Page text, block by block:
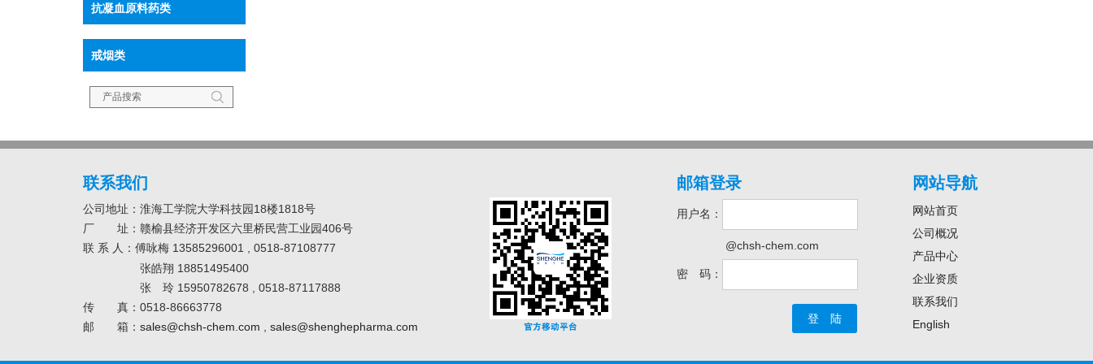
抗凝血原料药类
戒烟类
联系我们
公司地址：淮海工学院大学科技园18楼1818号
厂 址：赣榆县经济开发区六里桥民营工业园406号
联 系 人：傅咏梅 13585296001 , 0518-87108777
张皓翔 18851495400
张 玲 15950782678 , 0518-87117888
传 真：0518-86663778
邮 箱： sales@chsh-chem.com sales@shenghepharma.com
网站导航
网站首页
公司概况
产品中心
企业资质
联系我们
English
邮箱登录
用户名：
@chsh-chem.com
密 码：